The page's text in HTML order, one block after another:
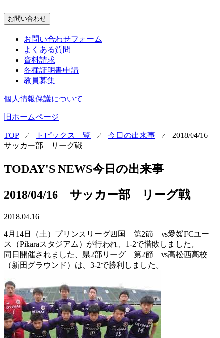
お問い合わせ
お問い合わせフォーム
よくある質問
資料請求
各種証明書申請
教員募集
個人情報保護について
旧ホームページ
TOP⁄ トピックス一覧 ⁄ 今日の出来事 ⁄ 2018/04/16
サッカー部 リーグ戦
TODAY'S NEWS今日の出来事
2018/04/16 サッカー部 リーグ戦
2018.04.16
4月14日（土）プリンスリーグ四国 第2節 vs愛媛FCユー
ス（Pikaraスタジアム）が行われ、1-2で惜敗しました。
同日開催されました、県2部リーグ 第2節 vs高松西高校
（新田グラウンド）は、3-2で勝利しました。